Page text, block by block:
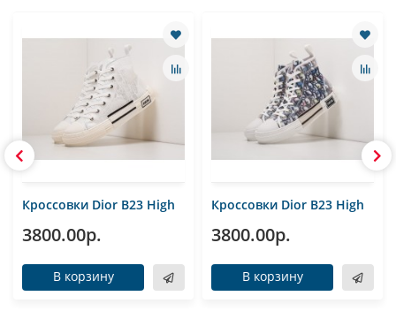
Кроссовки Dior B23 High
3800.00р.
В корзину
Кроссовки Dior B23 High
3800.00р.
В корзину